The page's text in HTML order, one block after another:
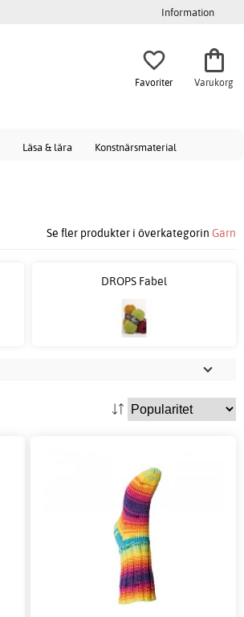
Information
Favoriter Varukorg
Läsa & lära Konstnärsmaterial
Se fler produkter i överkategorin Garn
DROPS Fabel